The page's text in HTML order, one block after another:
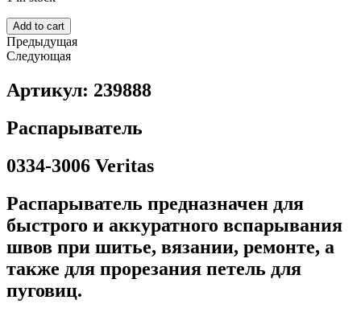
Add to cart
Предыдущая
Следующая
Артикул: 239888
Распарыватель
0334-3006 Veritas
Распарыватель предназначен для
быстрого и аккуратного вспарывания
швов при шитье, вязании, ремонте, а
также для прорезания петель для
пуговиц.